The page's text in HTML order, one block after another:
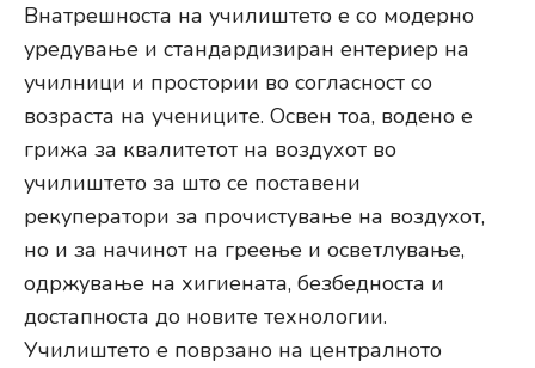
Внатрешноста на училиштето е со модерно
уредување и стандардизиран ентериер на
училници и простории во согласност со
возраста на учениците. Освен тоа, водено е
грижа за квалитетот на воздухот во
училиштето за што се поставени
рекуператори за прочистување на воздухот,
но и за начинот на греење и осветлување,
одржување на хигиената, безбедноста и
достапноста до новите технологии.
Училиштето е поврзано на централното